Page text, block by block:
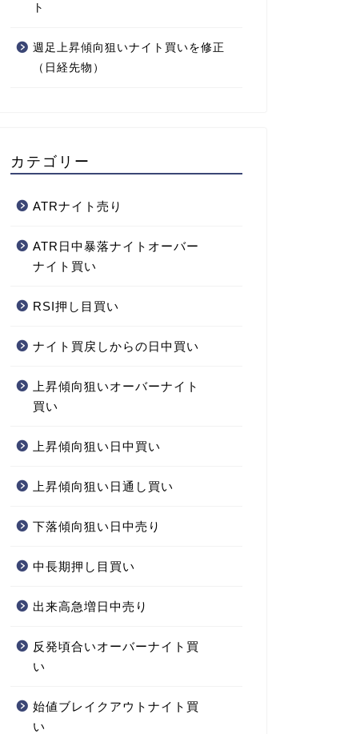
ト
週足上昇傾向狙いナイト買いを修正
（日経先物）
カテゴリー
ATRナイト売り
ATR日中暴落ナイトオーバー
ナイト買い
RSI押し目買い
ナイト買戻しからの日中買い
上昇傾向狙いオーバーナイト
買い
上昇傾向狙い日中買い
上昇傾向狙い日通し買い
下落傾向狙い日中売り
中長期押し目買い
出来高急増日中売り
反発頃合いオーバーナイト買
い
始値ブレイクアウトナイト買
い